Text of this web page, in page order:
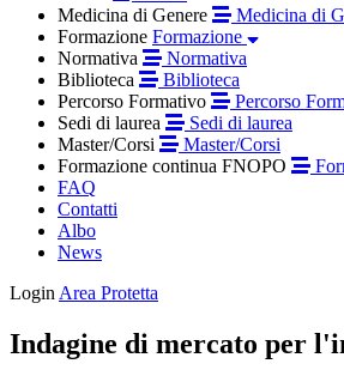
Medicina di Genere
Medicina di
Formazione Formazione
Normativa
Normativa
Biblioteca
Biblioteca
Percorso Formativo
Percorso
Sedi di laurea
Sedi di laurea
Master/Corsi
Master/Corsi
Formazione continua FNOPO
FAQ
Contatti
Albo
News
Login Area Protetta
Indagine di mercato per